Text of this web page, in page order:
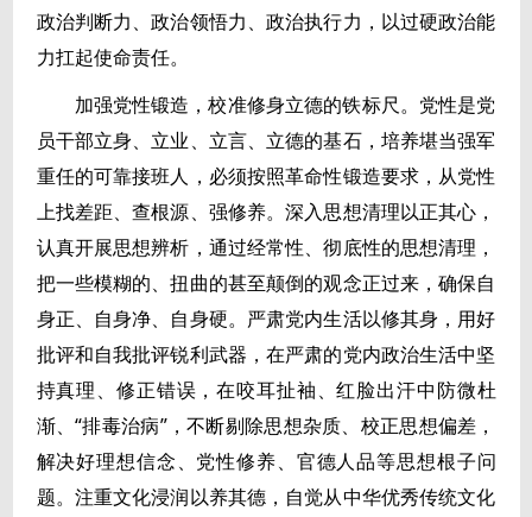
政治判断力、政治领悟力、政治执行力，以过硬政治能
力扛起使命责任。
加强党性锻造，校准修身立德的铁标尺。党性是党
员干部立身、立业、立言、立德的基石，培养堪当强军
重任的可靠接班人，必须按照革命性锻造要求，从党性
上找差距、查根源、强修养。深入思想清理以正其心，
认真开展思想辨析，通过经常性、彻底性的思想清理，
把一些模糊的、扭曲的甚至颠倒的观念正过来，确保自
身正、自身净、自身硬。严肃党内生活以修其身，用好
批评和自我批评锐利武器，在严肃的党内政治生活中坚
持真理、修正错误，在咬耳扯袖、红脸出汗中防微杜
渐、“排毒治病”，不断剔除思想杂质、校正思想偏差，
解决好理想信念、党性修养、官德人品等思想根子问
题。注重文化浸润以养其德，自觉从中华优秀传统文化